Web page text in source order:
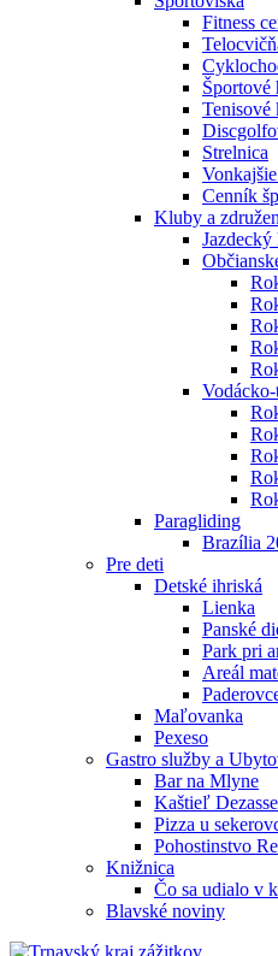
Fitness
Športové
Tenisové
Strelnica
Cenník
Kluby a
Paragliding
Brazília
Pre deti
Detské ihriská
Lienka
Panské
Park pri
Areál
Maľovanka
Pexeso
Gastro služby a
Bar na Mlyne
Kaštieľ Dezasse
Pizza u
Pohostinstvo
Knižnica
Čo sa udialo v
Blavské noviny